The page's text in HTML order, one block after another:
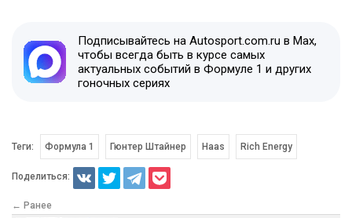
Подписывайтесь на Autosport.com.ru в Max,
чтобы всегда быть в курсе самых
актуальных событий в Формуле 1 и других
гоночных сериях
Теги: Формула 1 Гюнтер Штайнер Haas Rich Energy
Поделиться:
← Ранее